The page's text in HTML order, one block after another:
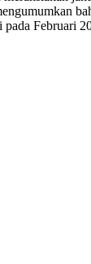
Februari